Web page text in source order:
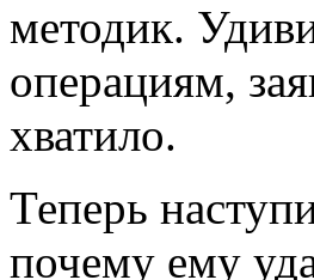
методик.
операциям,
хватило.
Теперь
почему ему